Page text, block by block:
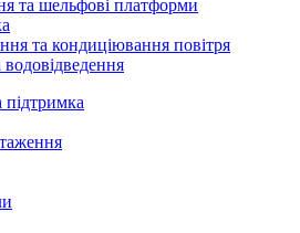
та шельфові платформи
та кондиціювання повітря
підтримка